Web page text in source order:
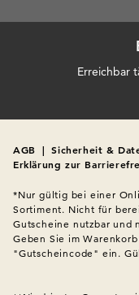
Erreichbar
AGB | Sicherheit &
Erklärung zur
*Nur gültig bei einer
Sortiment. Nicht für
Gutscheine nutzbar und
Geben Sie im
"Gutscheincode" ein.